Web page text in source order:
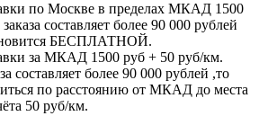
по Москве в пределах МКАД 1500
составляет более 90 000 рублей
БЕСПЛАТНОЙ.
за МКАД 1500 руб + 50 руб/км.
составляет более 90 000 рублей ,то
по расстоянию от МКАД до места
50 руб/км.